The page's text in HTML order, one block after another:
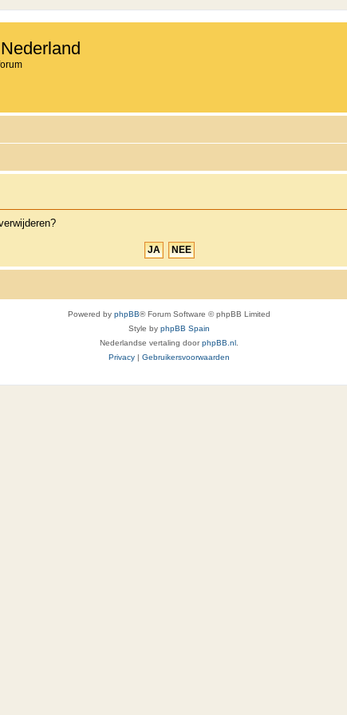
Powered by phpBB® Forum Software © phpBB Limited
Style by phpBB Spain
Nederlandse vertaling doorphpBB.nl
Privacy | Gebruikersvoorwaarden